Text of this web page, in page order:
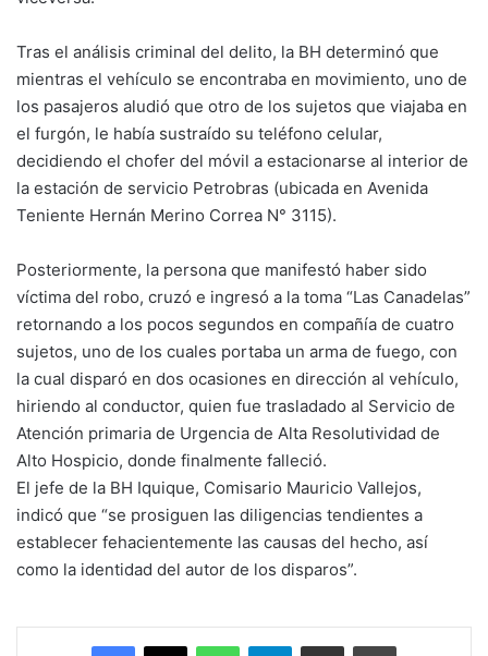
Tras el análisis criminal del delito, la BH determinó que
mientras el vehículo se encontraba en movimiento, uno de
los pasajeros aludió que otro de los sujetos que viajaba en
el furgón, le había sustraído su teléfono celular,
decidiendo el chofer del móvil a estacionarse al interior de
la estación de servicio Petrobras (ubicada en Avenida
Teniente Hernán Merino Correa N° 3115).
Posteriormente, la persona que manifestó haber sido
víctima del robo, cruzó e ingresó a la toma “Las Canadelas”
retornando a los pocos segundos en compañía de cuatro
sujetos, uno de los cuales portaba un arma de fuego, con
la cual disparó en dos ocasiones en dirección al vehículo,
hiriendo al conductor, quien fue trasladado al Servicio de
Atención primaria de Urgencia de Alta Resolutividad de
Alto Hospicio, donde finalmente falleció.
El jefe de la BH Iquique, Comisario Mauricio Vallejos,
indicó que “se prosiguen las diligencias tendientes a
establecer fehacientemente las causas del hecho, así
como la identidad del autor de los disparos”.
Facebook
X WhatsAppTelegramEnviar vía email Imprimir